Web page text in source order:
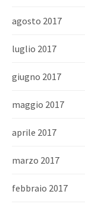
agosto 2017
luglio 2017
giugno 2017
maggio 2017
aprile 2017
marzo 2017
febbraio 2017